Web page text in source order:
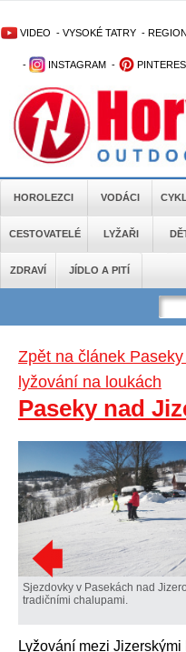
VIDEO - VYSOKÉ TATRY -
- INSTAGRAM -
HOROLEZCI VODÁCI
CESTOVATELÉ LYŽAŘI
ZDRAVÍ JÍDLO A PITÍ
Zpět na článek
lyžování na loukách
Paseky nad
Sjezdovky v Pasekách nad
tradičními chalupami.
Lyžování mezi Jizerskými